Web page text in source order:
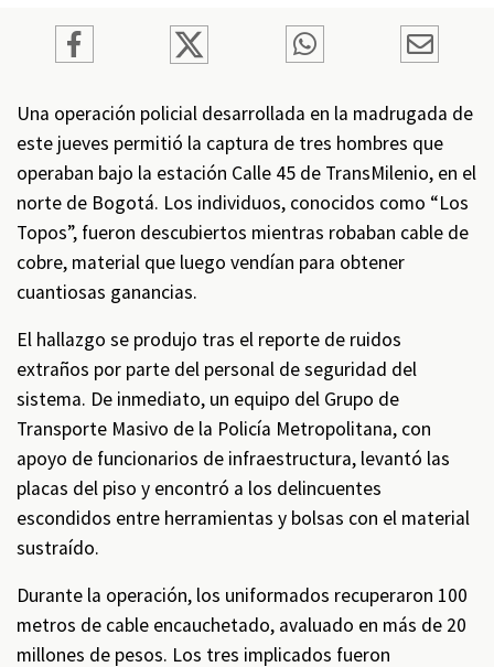
Una operación policial desarrollada en la madrugada de
este jueves permitió la captura de tres hombres que
operaban bajo la estación Calle 45 de TransMilenio, en el
norte de Bogotá. Los individuos, conocidos como “Los
Topos”, fueron descubiertos mientras robaban cable de
cobre, material que luego vendían para obtener
cuantiosas ganancias.
El hallazgo se produjo tras el reporte de ruidos
extraños por parte del personal de seguridad del
sistema. De inmediato, un equipo del Grupo de
Transporte Masivo de la Policía Metropolitana, con
apoyo de funcionarios de infraestructura, levantó las
placas del piso y encontró a los delincuentes
escondidos entre herramientas y bolsas con el material
sustraído.
Durante la operación, los uniformados recuperaron 100
metros de cable encauchetado, avaluado en más de 20
millones de pesos. Los tres implicados fueron